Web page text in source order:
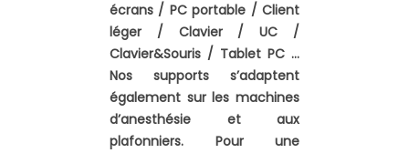
écrans / PC portable / Client
léger / Clavier / UC /
Clavier&Souris / Tablet PC …
Nos supports s’adaptent
également sur les machines
d’anesthésie et aux
plafonniers. Pour une